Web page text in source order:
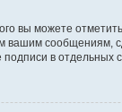
вы можете
вашим
в